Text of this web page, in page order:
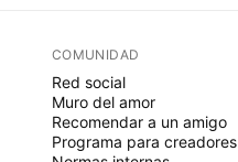
COMUNIDAD
Red social
Muro del amor
Recomendar a un amigo
Programa para creadores